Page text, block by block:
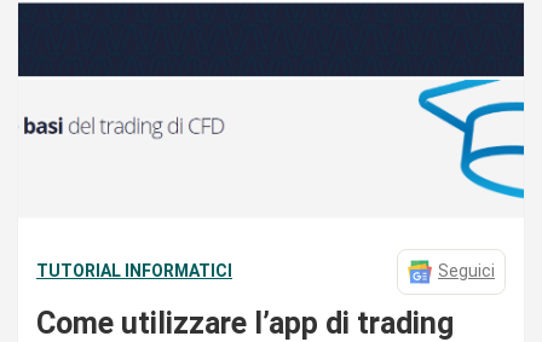
TUTORIAL INFORMATICI Seguici
Come utilizzare l’app di trading